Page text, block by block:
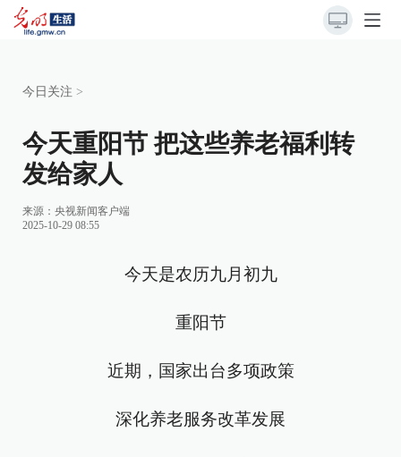
今日关注 >
今天重阳节 把这些养老福利转
发给家人
来源： 央视新闻客户端
2025-10-29 08:55
今天是农历九月初九
重阳节
近期，国家出台多项政策
深化养老服务改革发展